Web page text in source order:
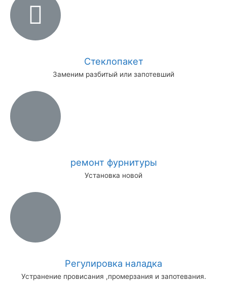
Стеклопакет
Заменим разбитый или запотевший
ремонт фурнитуры
Установка новой
Регулировка наладка
Устранение провисания ,промерзания и запотевания.